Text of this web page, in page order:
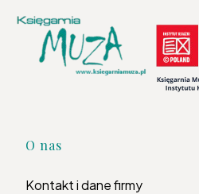
Linki w stopce
O nas
Kontakt i dane firmy